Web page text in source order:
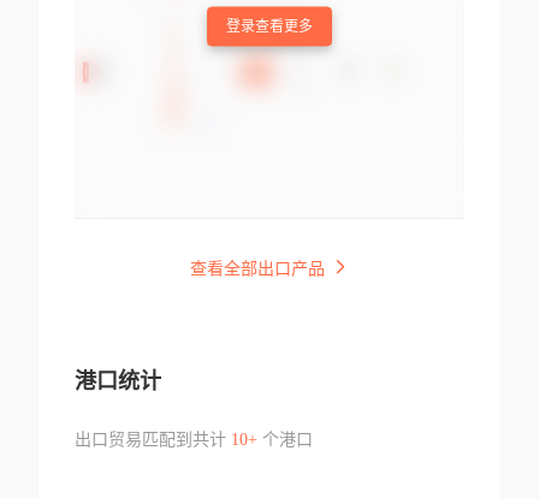
登录查看更多
查看全部出口产品
港口统计
出口贸易匹配到共计 10+个港口